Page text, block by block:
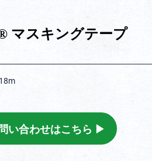
マスキングテープ
い合わせはこちら ▶︎